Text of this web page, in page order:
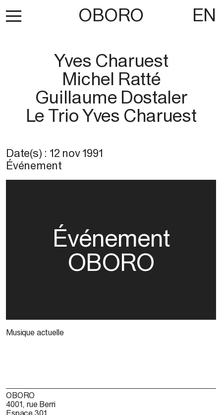
OBORO EN
Yves Charuest
Michel Ratté
Guillaume Dostaler
Le Trio Yves Charuest
Date(s) : 12 nov 1991
Événement
Événement
OBORO
Musique actuelle
OBORO
4001, rue Berri